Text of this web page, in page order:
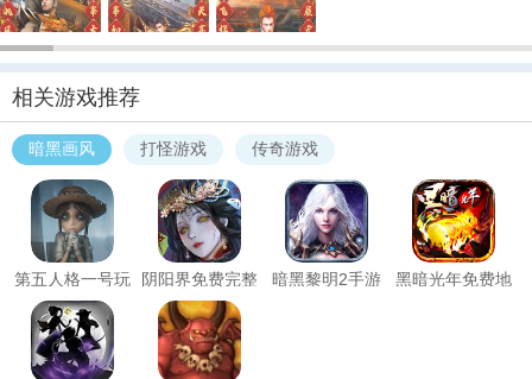
相关游戏推荐
暗黑画风 打怪游戏 传奇游戏
第五人格一号玩
家版本
阴阳界免费完整
版
暗黑黎明2手游
黑暗光年免费地